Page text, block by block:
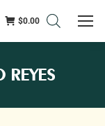
$0.00
REYES